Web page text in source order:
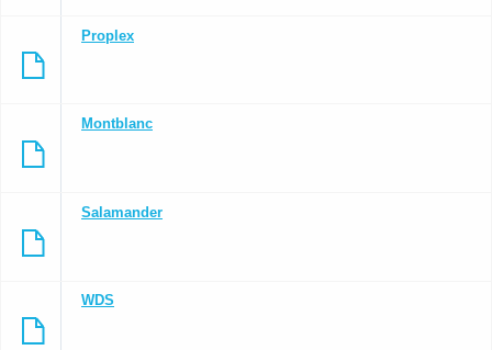
Proplex
Montblanc
Salamander
WDS